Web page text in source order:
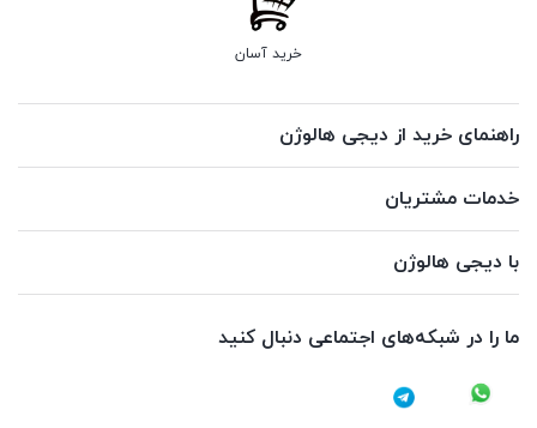
خرید آسان
راهنمای خرید از دیجی هالوژن
خدمات مشتریان
با دیجی هالوژن
ما را در شبکه‌های اجتماعی دنبال کنید